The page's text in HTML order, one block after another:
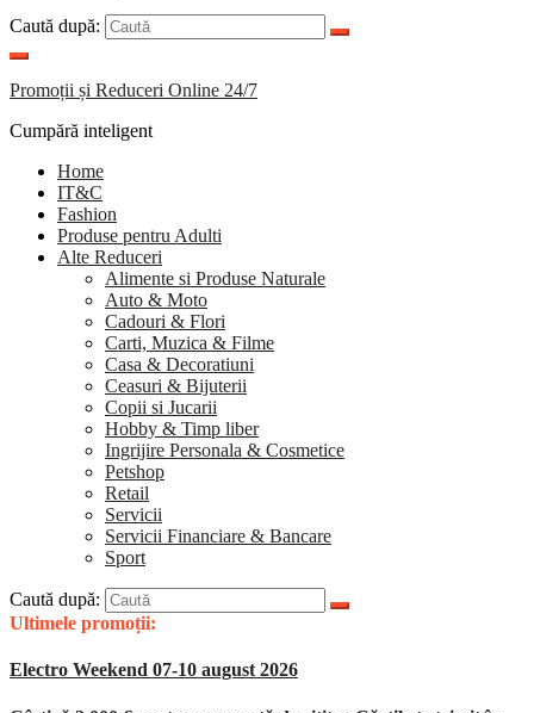
Caută după:
Promoții și Reduceri Online 24/7
Cumpără inteligent
Home
IT&C
Fashion
Produse pentru Adulti
Alte Reduceri
Alimente si Produse Naturale
Auto & Moto
Cadouri & Flori
Carti, Muzica & Filme
Casa & Decoratiuni
Ceasuri & Bijuterii
Copii si Jucarii
Hobby & Timp liber
Ingrijire Personala & Cosmetice
Petshop
Retail
Servicii
Servicii Financiare & Bancare
Sport
Caută după:
Ultimele promoții:
Electro Weekend 07-10 august 2026